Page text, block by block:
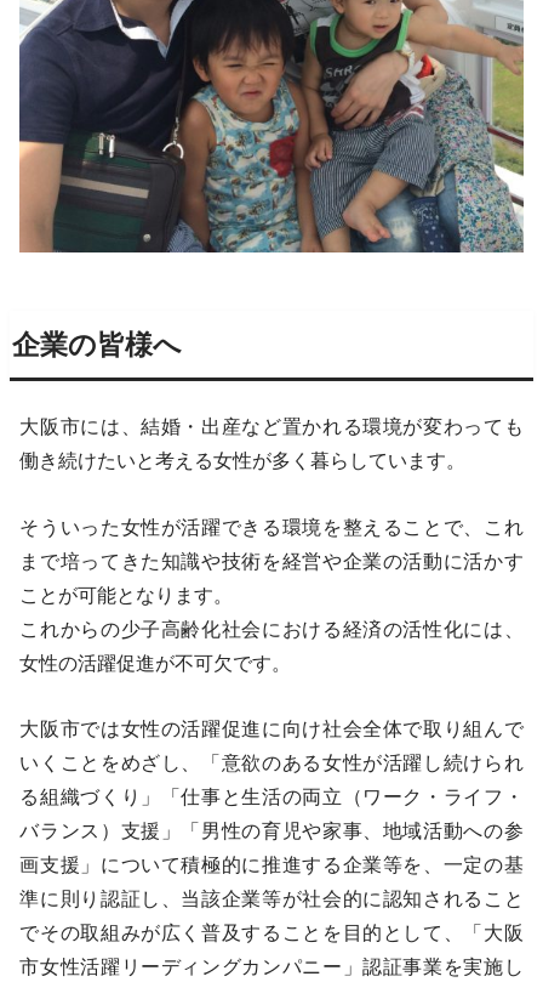
企業の皆様へ
大阪市には、結婚・出産など置かれる環境が変わっても
働き続けたいと考える女性が多く暮らしています。
そういった女性が活躍できる環境を整えることで、これ
まで培ってきた知識や技術を経営や企業の活動に活かす
ことが可能となります。
これからの少子高齢化社会における経済の活性化には、
女性の活躍促進が不可欠です。
大阪市では女性の活躍促進に向け社会全体で取り組んで
いくことをめざし、「意欲のある女性が活躍し続けられ
る組織づくり」「仕事と生活の両立（ワーク・ライフ・
バランス）支援」「男性の育児や家事、地域活動への参
画支援」について積極的に推進する企業等を、一定の基
準に則り認証し、当該企業等が社会的に認知されること
でその取組みが広く普及することを目的として、「大阪
市女性活躍リーディングカンパニー」認証事業を実施し